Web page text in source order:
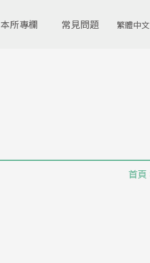
本所專欄 常見問題 繁體中文
首頁